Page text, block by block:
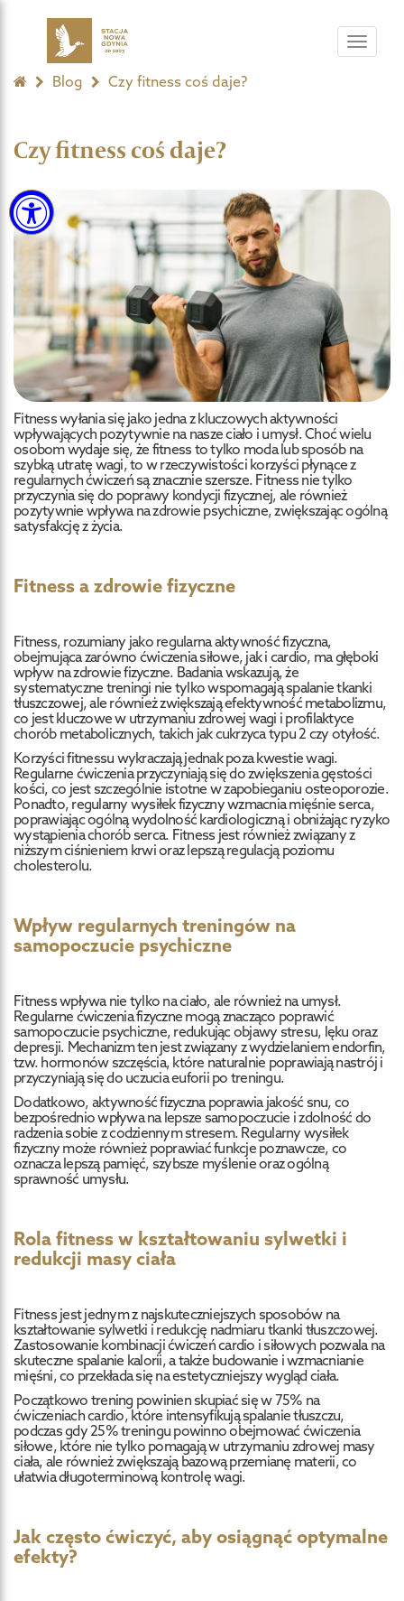
Toggle
Blog Czy fitness coś daje?
Czy fitness coś daje?
Fitness wyłania się jako jedna z kluczowych aktywności
wpływających pozytywnie na nasze ciało i umysł. Choć wielu
osobom wydaje się, że fitness to tylko moda lub sposób na
szybką utratę wagi, to w rzeczywistości korzyści płynące z
regularnych ćwiczeń są znacznie szersze. Fitness nie tylko
przyczynia się do poprawy kondycji fizycznej, ale również
pozytywnie wpływa na zdrowie psychiczne, zwiększając ogólną
satysfakcję z życia.
Fitness a zdrowie fizyczne
Fitness, rozumiany jako regularna aktywność fizyczna,
obejmująca zarówno ćwiczenia siłowe, jak i cardio, ma głęboki
wpływ na zdrowie fizyczne. Badania wskazują, że
systematyczne treningi nie tylko wspomagają spalanie tkanki
tłuszczowej, ale również zwiększają efektywność metabolizmu,
co jest kluczowe w utrzymaniu zdrowej wagi i profilaktyce
chorób metabolicznych, takich jak cukrzyca typu 2 czy otyłość.
Korzyści fitnessu wykraczają jednak poza kwestie wagi.
Regularne ćwiczenia przyczyniają się do zwiększenia gęstości
kości, co jest szczególnie istotne w zapobieganiu osteoporozie.
Ponadto, regularny wysiłek fizyczny wzmacnia mięśnie serca,
poprawiając ogólną wydolność kardiologiczną i obniżając ryzyko
wystąpienia chorób serca. Fitness jest również związany z
niższym ciśnieniem krwi oraz lepszą regulacją poziomu
cholesterolu.
Wpływ regularnych treningów na
samopoczucie psychiczne
Fitness wpływa nie tylko na ciało, ale również na umysł.
Regularne ćwiczenia fizyczne mogą znacząco poprawić
samopoczucie psychiczne, redukując objawy stresu, lęku oraz
depresji. Mechanizm ten jest związany z wydzielaniem endorfin,
tzw. hormonów szczęścia, które naturalnie poprawiają nastrój i
przyczyniają się do uczucia euforii po treningu.
Dodatkowo, aktywność fizyczna poprawia jakość snu, co
bezpośrednio wpływa na lepsze samopoczucie i zdolność do
radzenia sobie z codziennym stresem. Regularny wysiłek
fizyczny może również poprawiać funkcje poznawcze, co
oznacza lepszą pamięć, szybsze myślenie oraz ogólną
sprawność umysłu.
Rola fitness w kształtowaniu sylwetki i
redukcji masy ciała
Fitness jest jednym z najskuteczniejszych sposobów na
kształtowanie sylwetki i redukcję nadmiaru tkanki tłuszczowej.
Zastosowanie kombinacji ćwiczeń cardio i siłowych pozwala na
skuteczne spalanie kalorii, a także budowanie i wzmacnianie
mięśni, co przekłada się na estetyczniejszy wygląd ciała.
Początkowo trening powinien skupiać się w 75% na
ćwiczeniach cardio, które intensyfikują spalanie tłuszczu,
podczas gdy 25% treningu powinno obejmować ćwiczenia
siłowe, które nie tylko pomagają w utrzymaniu zdrowej masy
ciała, ale również zwiększają bazową przemianę materii, co
ułatwia długoterminową kontrolę wagi.
Jak często ćwiczyć, aby osiągnąć optymalne
efekty?